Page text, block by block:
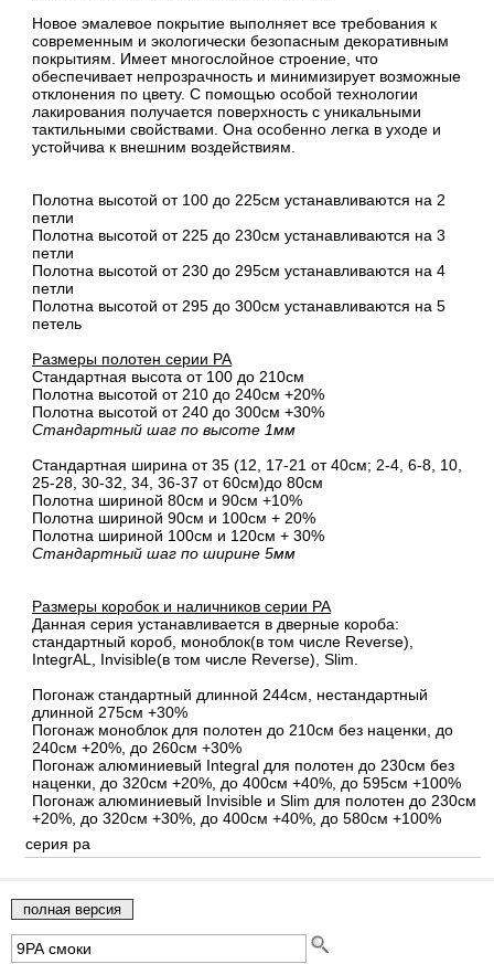
Новое эмалевое покрытие выполняет все требования к
современным и экологически безопасным декоративным
покрытиям. Имеет многослойное строение, что
обеспечивает непрозрачность и минимизирует возможные
отклонения по цвету. С помощью особой технологии
лакирования получается поверхность с уникальными
тактильными свойствами. Она особенно легка в уходе и
устойчива к внешним воздействиям.
Полотна высотой от 100 до 225см устанавливаются на 2
петли
Полотна высотой от 225 до 230см устанавливаются на 3
петли
Полотна высотой от 230 до 295см устанавливаются на 4
петли
Полотна высотой от 295 до 300см устанавливаются на 5
петель
Размеры полотен серии PA
Стандартная высота от 100 до 210см
Полотна высотой от 210 до 240см +20%
Полотна высотой от 240 до 300см +30%
Стандартный шаг по высоте 1мм
Стандартная ширина от 35 (12, 17-21 от 40см; 2-4, 6-8, 10,
25-28, 30-32, 34, 36-37 от 60см)до 80см
Полотна шириной 80cм и 90cм +10%
Полотна шириной 90см и 100см + 20%
Полотна шириной 100см и 120см + 30%
Стандартный шаг по ширине 5мм
Размеры коробок и наличников серии PA
Данная серия устанавливается в дверные короба:
стандартный короб, моноблок(в том числе Reverse),
IntegrAL, Invisible(в том числе Reverse), Slim.
Погонаж стандартный длинной 244см, нестандартный
длинной 275см +30%
Погонаж моноблок для полотен до 210см без наценки, до
240см +20%, до 260см +30%
Погонаж алюминиевый Integral для полотен до 230см без
наценки, до 320см +20%, до 400см +40%, до 595см +100%
Погонаж алюминиевый Invisible и Slim для полотен до 230см
+20%, до 320см +30%, до 400см +40%, до 580см +100%
серия pa